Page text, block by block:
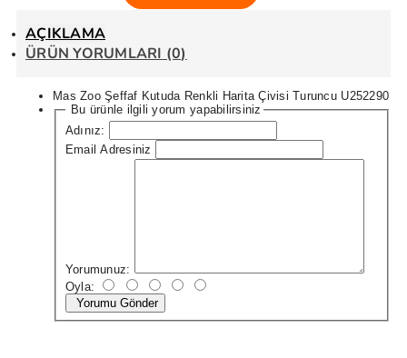
AÇIKLAMA
ÜRÜN YORUMLARI (0)
Mas Zoo Şeffaf Kutuda Renkli Harita Çivisi Turuncu U252290
Bu ürünle ilgili yorum yapabilirsiniz
Adınız:
Email Adresiniz
Yorumunuz:
Oyla:
Yorumu Gönder